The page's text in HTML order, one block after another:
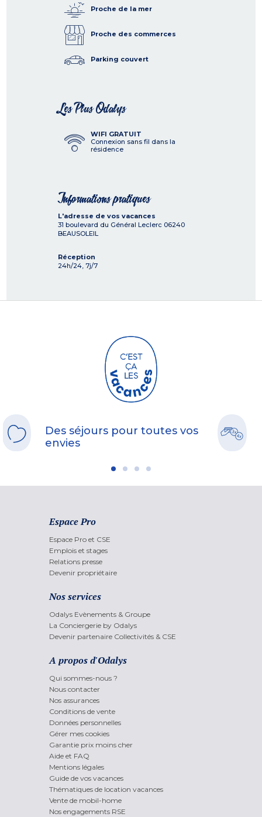
Proche de la mer
Proche des commerces
Parking couvert
Les Plus Odalys
WIFI GRATUIT
Connexion sans fil dans la
résidence
Informations pratiques
L'adresse de vos vacances
31 boulevard du Général Leclerc 06240
BEAUSOLEIL
Réception
24h/24, 7j/7
Des séjours pour toutes vos
envies
Espace Pro
Espace Pro et CSE
Emplois et stages
Relations presse
Devenir propriétaire
Nos services
Odalys Evènements & Groupe
La Conciergerie by Odalys
Devenir partenaire Collectivités & CSE
A propos d'Odalys
Qui sommes-nous ?
Nous contacter
Nos assurances
Conditions de vente
Données personnelles
Gérer mes cookies
Garantie prix moins cher
Aide et FAQ
Mentions légales
Guide de vos vacances
Thématiques de location vacances
Vente de mobil-home
Nos engagements RSE